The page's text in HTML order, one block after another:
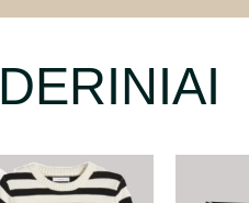
DERINIAI